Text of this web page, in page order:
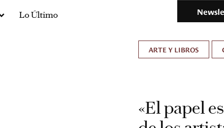
Lo Último
ARTE Y LIBROS
«El papel